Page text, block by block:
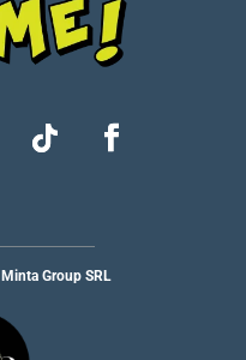
Minta Group SRL